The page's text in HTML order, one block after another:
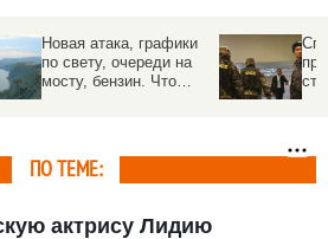
на
Что
Спецслужбы
предотвратили удар по
стратегическому
предприятию под
ПО ТЕМЕ:
актрису Лидию